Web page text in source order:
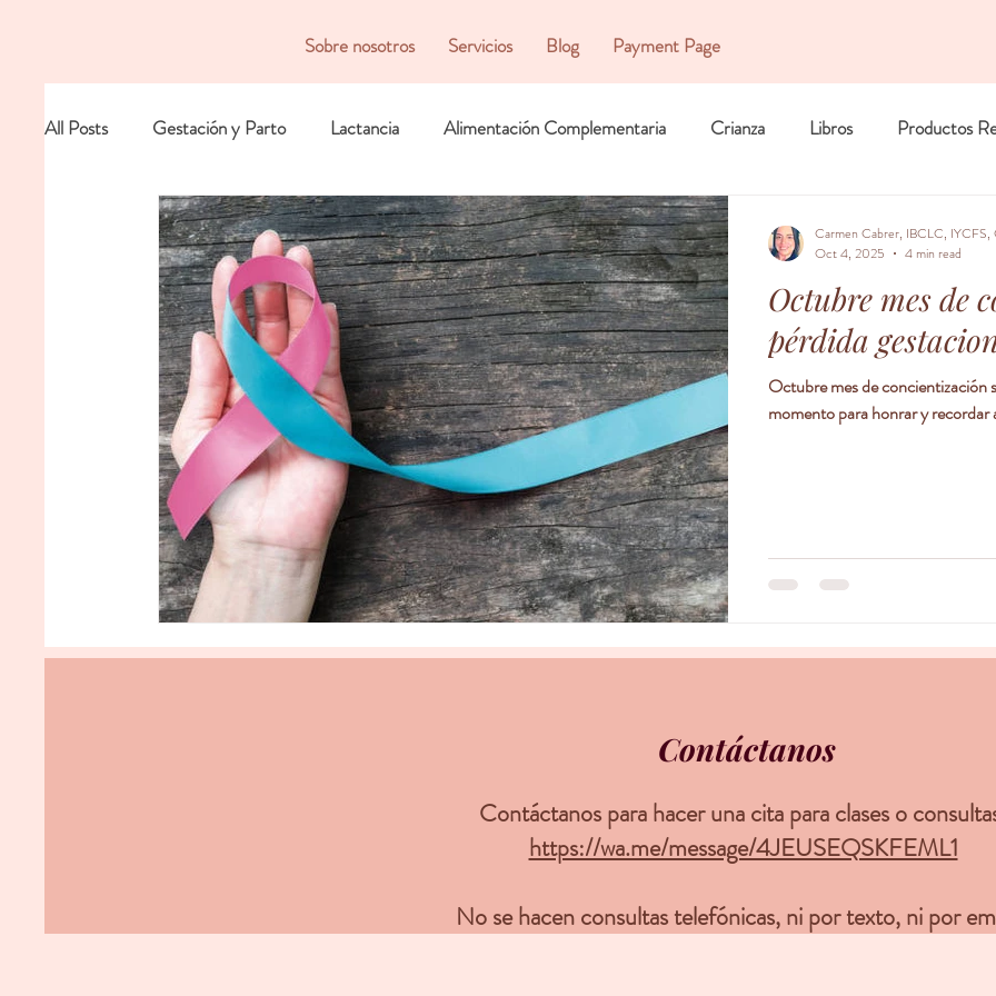
Sobre nosotros Servicios Blog Payment Page
All Posts Gestación y Parto Lactancia Alimentación Complementaria Crianza Libros Productos
Octubre mes de
pérdida
Octubre mes de concientización
momento para honrar y recordar
Carmen Cabrer, IBCLC, IYCFS,
Oct 4, 2025
4 min read
Contáctanos
Contáctanos para hacer una cita para clases o
https://wa.me/message/4JEUSEQSKFEML1
No se hacen consultas telefónicas, ni por texto, ni por